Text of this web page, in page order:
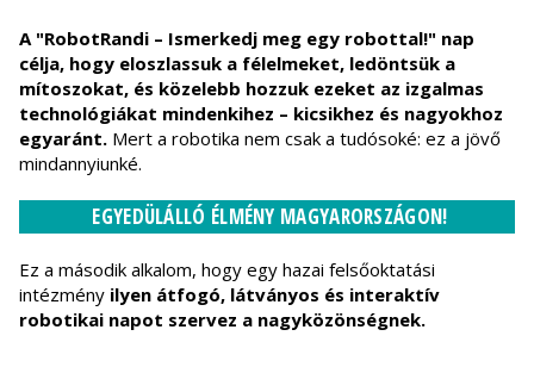
A "RobotRandi – Ismerkedj meg egy robottal!" nap
célja, hogy eloszlassuk a félelmeket, ledöntsük a
mítoszokat, és közelebb hozzuk ezeket az izgalmas
technológiákat mindenkihez – kicsikhez és nagyokhoz
egyaránt. Mert a robotika nem csak a tudósoké: ez a jövő
mindannyiunké.
EGYEDÜLÁLLÓ ÉLMÉNY MAGYARORSZÁGON!
Ez a második alkalom, hogy egy hazai felsőoktatási
intézmény ilyen átfogó, látványos és interaktív
robotikai napot szervez a nagyközönségnek.